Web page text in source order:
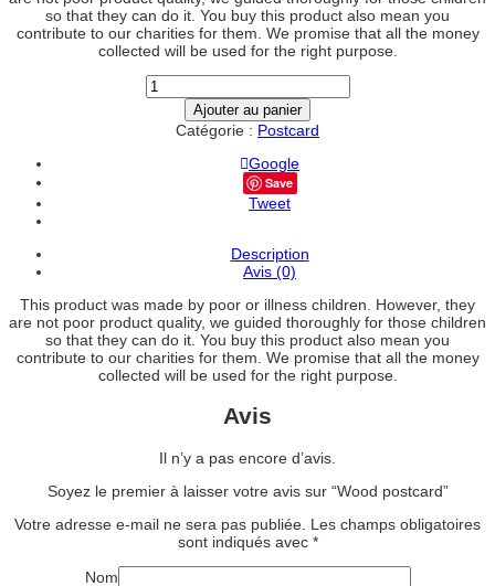
so that they can do it. You buy this product also mean you
contribute to our charities for them. We promise that all the money
collected will be used for the right purpose.
quantité
de
Wood
postcard
Ajouter au panier
Catégorie : Postcard
Google
Save
Tweet
Description
Avis (0)
This product was made by poor or illness children. However, they
are not poor product quality, we guided thoroughly for those children
so that they can do it. You buy this product also mean you
contribute to our charities for them. We promise that all the money
collected will be used for the right purpose.
Avis
Il n’y a pas encore d’avis.
Soyez le premier à laisser votre avis sur “Wood postcard”
Votre adresse e-mail ne sera pas publiée. Les champs obligatoires
sont indiqués avec *
Nom